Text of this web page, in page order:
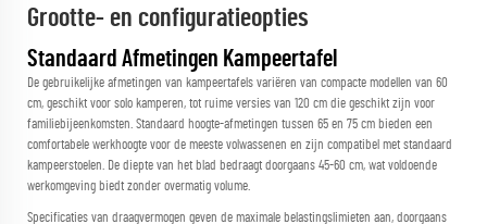
Grootte- en configuratieopties
Standaard Afmetingen Kampeertafel
De gebruikelijke afmetingen van kampeertafels variëren van compacte modellen van 60
cm, geschikt voor solo kamperen, tot ruime versies van 120 cm die geschikt zijn voor
familiebijeenkomsten. Standaard hoogte-afmetingen tussen 65 en 75 cm bieden een
comfortabele werkhoogte voor de meeste volwassenen en zijn compatibel met standaard
kampeerstoelen. De diepte van het blad bedraagt doorgaans 45-60 cm, wat voldoende
werkomgeving biedt zonder overmatig volume.
Specificaties van draagvermogen geven de maximale belastingslimieten aan, doorgaans